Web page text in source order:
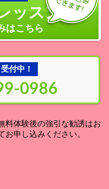
ッスン
はこちら
付中！
0986
料体験後の強引な勧誘はお
お申し込みください。